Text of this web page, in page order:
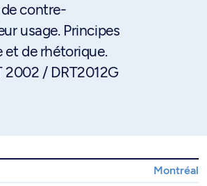
contre-
usage. Principes
et de rhétorique.
2002 / DRT2012G
Montréal